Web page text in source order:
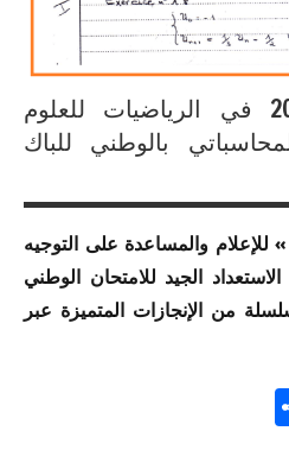
ورقة حصلت على 20 في الرياضيات للعلوم
بالوطني للباك
والمساعدة على التوجيه
الجيد للامتحان الوطني
من الإنجازات المتميزة عبر